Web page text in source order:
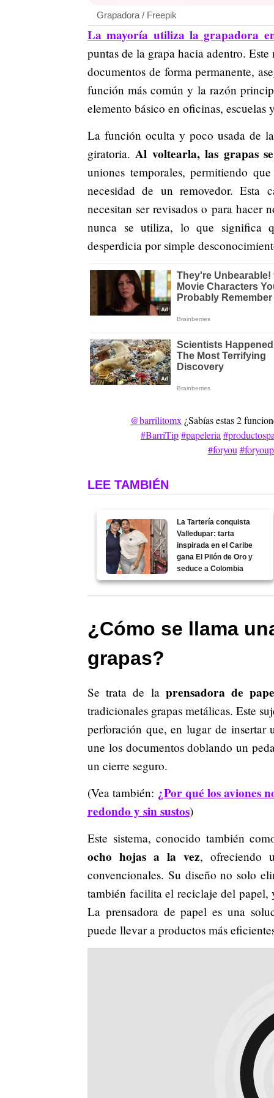
Grapadora / Freepik
La mayoría utiliza la grapadora
puntas de la grapa hacia adentro.
documentos de forma permanente,
función más común y la razón
elemento básico en oficinas, escuelas
La función oculta y poco usada de
giratoria.Al voltearla, las grapas
uniones temporales, permitiendo
necesidad de un removedor. Esta
necesitan ser revisados o para hacer
nunca se utiliza, lo que significa
desperdicia por simple
@barrilitomx ¿Sabías estas 2
#BarriTip#papeleria
#foryou
LEE TAMBIÉN
La Tartería conquista
Valledupar: tarta
inspirada en el Caribe
gana El Pilón de Oro y
seduce a Colombia
¿Cómo se llama
grapas?
Se trata de la prensadora de
tradicionales grapas metálicas. Este
perforación que, en lugar de insertar
une los documentos doblando un
un cierre seguro.
(Vea también: ¿Por qué los aviones
redondo y sin sustos)
Este sistema, conocido también
ocho hojas a la vez, ofreciendo
convencionales. Su diseño no solo
también facilita el reciclaje del papel,
La prensadora de papel es una
puede llevar a productos más